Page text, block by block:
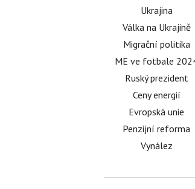
Ukrajina
Válka na Ukrajině
Migrační politika
ME ve fotbale
Ruský prezident
Ceny energií
Evropská unie
Penzijní reforma
Vynález